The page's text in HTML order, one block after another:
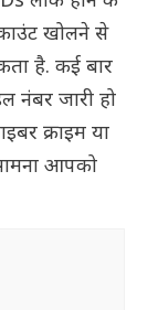
खोलने से
है. कई बार
नंबर जारी हो
क्राइम या
आपको